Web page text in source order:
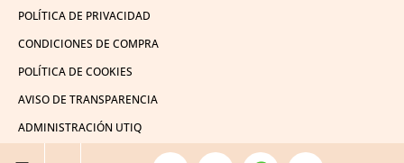
POLÍTICA DE PRIVACIDAD
CONDICIONES DE COMPRA
POLÍTICA DE COOKIES
AVISO DE TRANSPARENCIA
ADMINISTRACIÓN UTIQ